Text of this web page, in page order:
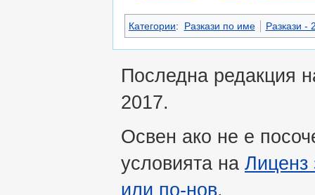
Категории: Разкази по име Разкази -
Последна редакция
2017.
Освен ако не е
условията на Лиценз
или по-нов.